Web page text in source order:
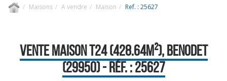
Maisons A vendre Maison Ref. : 25627
VENTE MAISON T24 (428.64M²), BENODET
(29950) - RÉF. : 25627